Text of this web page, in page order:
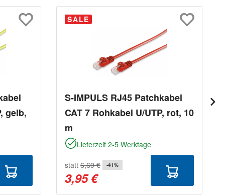
gelb,
SALE
S-IMPULS RJ45 Patchkabel
CAT 7 Rohkabel U/UTP, rot, 10
m
Lieferzeit 2-5 Werktage
statt 6,69 € -41%
3,95 €